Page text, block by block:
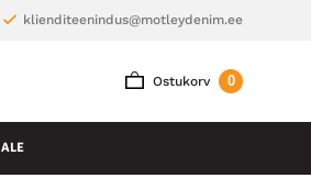
klienditeenindus@motleydenim.ee
Ostukorv 0
ALE